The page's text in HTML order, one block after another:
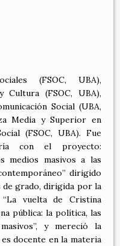
(FSOC, UBA),
Cultura (FSOC, UBA),
Social (UBA,
Media y Superior en
(FSOC, UBA). Fue
con el proyecto:
medios masivos a las
dirigido
grado, dirigida por la
vuelta de Cristina
pública: la política, las
y mereció la
es docente en la materia